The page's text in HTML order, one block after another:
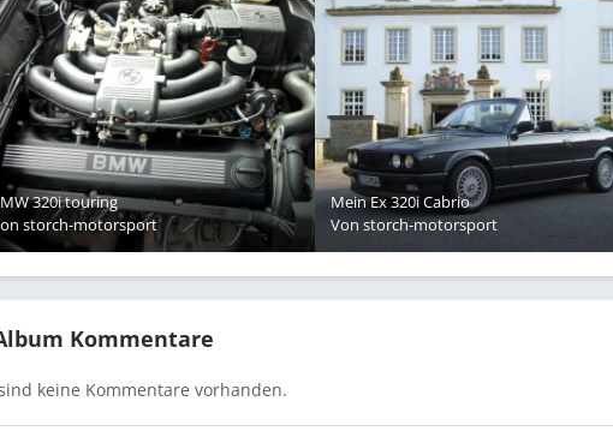
320i touring
storch-motorsport
Mein Ex 320i Cabrio
Vonstorch-motorsport
Kommentare
keine Kommentare vorhanden.